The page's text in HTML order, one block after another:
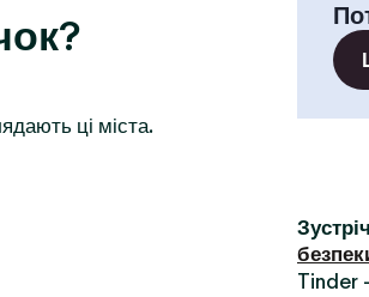
ці міста.
Tinder